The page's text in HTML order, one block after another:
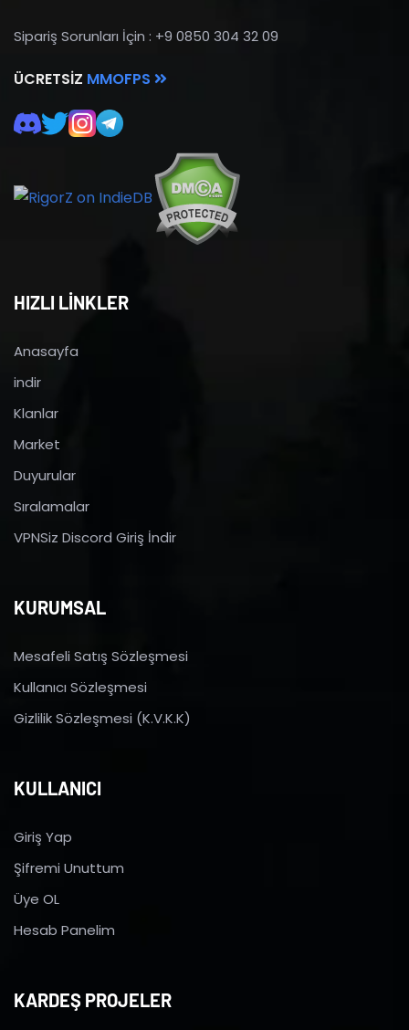
Sipariş Sorunları İçin : +9 0850 304 32 09
ÜCRETSIZ MMOFPS
HIZLI LİNKLER
Anasayfa
indir
Klanlar
Market
Duyurular
Sıralamalar
VPNSiz Discord Giriş İndir
KURUMSAL
Mesafeli Satış Sözleşmesi
Kullanıcı Sözleşmesi
Gizlilik Sözleşmesi (K.V.K.K)
KULLANICI
Giriş Yap
Şifremi Unuttum
Üye OL
Hesab Panelim
KARDEŞ PROJELER